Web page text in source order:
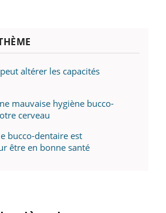
altérer les capacités
mauvaise hygiène bucco-
cerveau
bucco-dentaire est
être en bonne santé